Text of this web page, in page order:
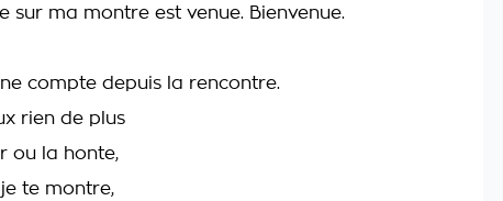
sur ma montre est venue. Bienvenue.
ne compte depuis la rencontre.
rien de plus
ou la honte,
je te montre,